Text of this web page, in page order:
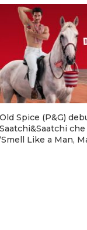
Old Spice (P&G)
Saatchi&Saatchi
‘Smell Like a Man,